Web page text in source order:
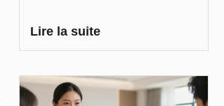
Lire la suite